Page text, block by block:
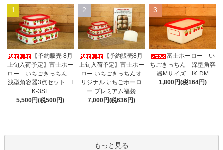
1
【予約販売 8月
上旬入荷予定】富士ホー
ロー いちごきっちん
浅型角容器3点セット I
K-3SF
5,500円(税500円)
2
【予約販売8月
上旬入荷予定】富士ホー
ロー いちごきっちんオ
リジナル いちごホーロ
ー プレミアム福袋
7,000円(税636円)
3
富士ホーロー い
ちごきっちん 深型角容
器Mサイズ IK-DM
1,800円(税164円)
もっと見る